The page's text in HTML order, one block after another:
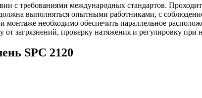
с требованиями международных стандартов.
выполняться опытными работниками, с
необходимо обеспечить параллельное
загрязнений, проверку натяжения и регулировку при
SPC 2120